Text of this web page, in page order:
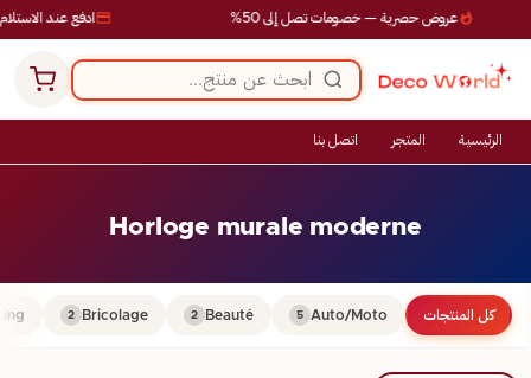
ادفع عند عروض حصرية — خصومات تصل إلى 50%
الرئيسية المتجر اتصل بنا
Horloge murale moderne
كل المنتجات Auto/Moto
5
Beauté
2
Bricolage
2